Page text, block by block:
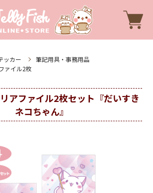
ッカー
筆記用具・事務用品
ァイル2枚
アファイル2枚セット『だいすき
ネコちゃん』